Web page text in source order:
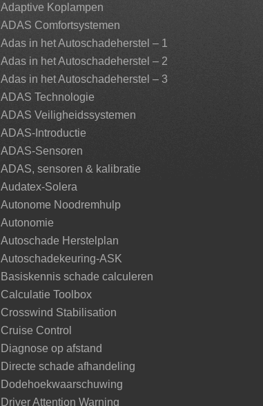
Adaptive Koplampen
ADAS Comfortsystemen
Adas in het Autoschadeherstel – 1
Adas in het Autoschadeherstel – 2
Adas in het Autoschadeherstel – 3
ADAS Technologie
ADAS Veiligheidssystemen
ADAS-Introductie
ADAS-Sensoren
ADAS, sensoren & kalibratie
Audatex-Solera
Autonome Noodremhulp
Autonomie
Autoschade Herstelplan
Autoschadekeuring-ASK
Basiskennis schade calculeren
Calculatie Toolbox
Crosswind Stabilisation
Cruise Control
Diagnose op afstand
Directe schade afhandeling
Dodehoekwaarschuwing
Driver Attention Warning